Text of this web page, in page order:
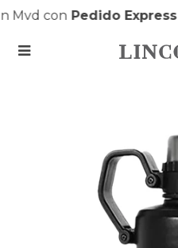
Mvd conPedido Express|
